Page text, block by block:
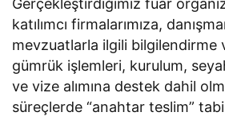
katılımcı firmalarımıza,
mevzuatlarla ilgili bilgilendirme
gümrük işlemleri, kurulum,
ve vize alımına destek dahil
süreçlerde “anahtar teslim”